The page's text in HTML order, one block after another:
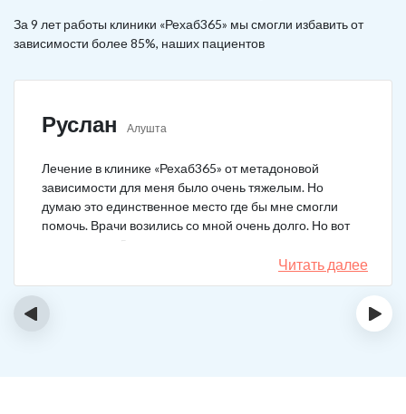
За 9 лет работы клиники «Рехаб365» мы смогли избавить от
зависимости более 85%, наших пациентов
Руслан Алушта
Лечение в клинике «Рехаб365» от метадоновой
зависимости для меня было очень тяжелым. Но
думаю это единственное место где бы мне смогли
помочь. Врачи возились со мной очень долго. Но вот
теперь я уже 5 месяцев не принимаю наркотики.
Читать далее
‹ ›